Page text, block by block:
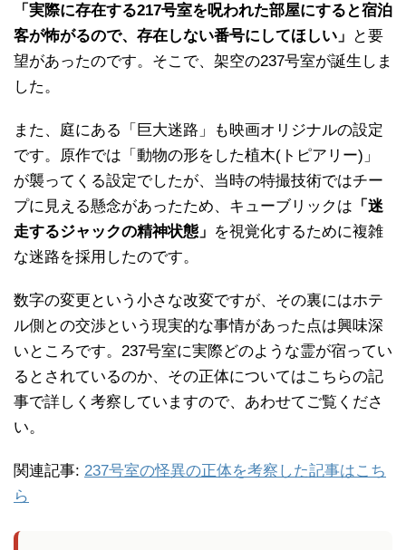
「実際に存在する217号室を呪われた部屋にすると宿泊
客が怖がるので、存在しない番号にしてほしい」
と要
望があったのです。そこで、架空の237号室が誕生しま
した。
また、庭にある「巨大迷路」も映画オリジナルの設定
です。原作では「動物の形をした植木(トピアリー)」
が襲ってくる設定でしたが、当時の特撮技術ではチー
プに見える懸念があったため、キューブリックは 「迷
走するジャックの精神状態」 を視覚化するために複雑
な迷路を採用したのです。
数字の変更という小さな改変ですが、その裏にはホテ
ル側との交渉という現実的な事情があった点は興味深
いところです。237号室に実際どのような霊が宿ってい
るとされているのか、その正体についてはこちらの記
事で詳しく考察していますので、あわせてご覧くださ
い。
関連記事: 237号室の怪異の正体を考察した記事はこち
ら